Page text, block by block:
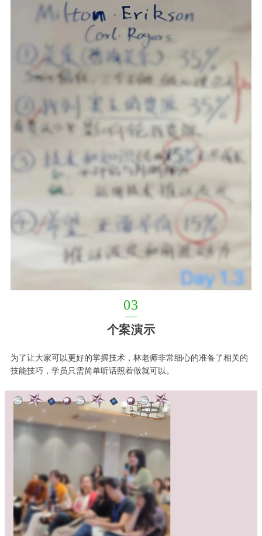
03
—
个案演示
为了让大家可以更好的掌握技术，林老师非常细心的准备了相关的
技能技巧，学员只需简单听话照着做就可以。